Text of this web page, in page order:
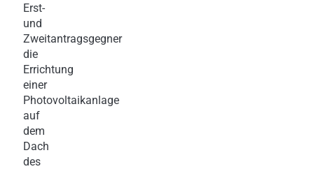
Erst-
und
Zweitantragsgegner
die
Errichtung
einer
Photovoltaikanlage
auf
dem
Dach
des